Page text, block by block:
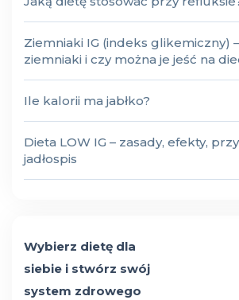
Ziemniaki IG (indeks glikemiczny)
ziemniaki i czy można je jeść na
Ile kalorii ma jabłko?
Dieta LOW IG – zasady, efekty,
jadłospis
Wybierz dietę dla
siebie i stwórz swój
system zdrowego